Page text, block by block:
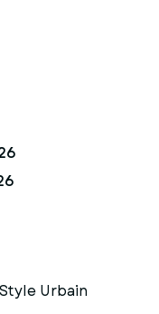
Urbain